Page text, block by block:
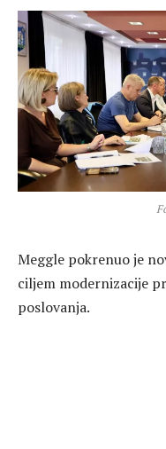
Meggle pokrenuo je
ciljem modernizacije
poslovanja.